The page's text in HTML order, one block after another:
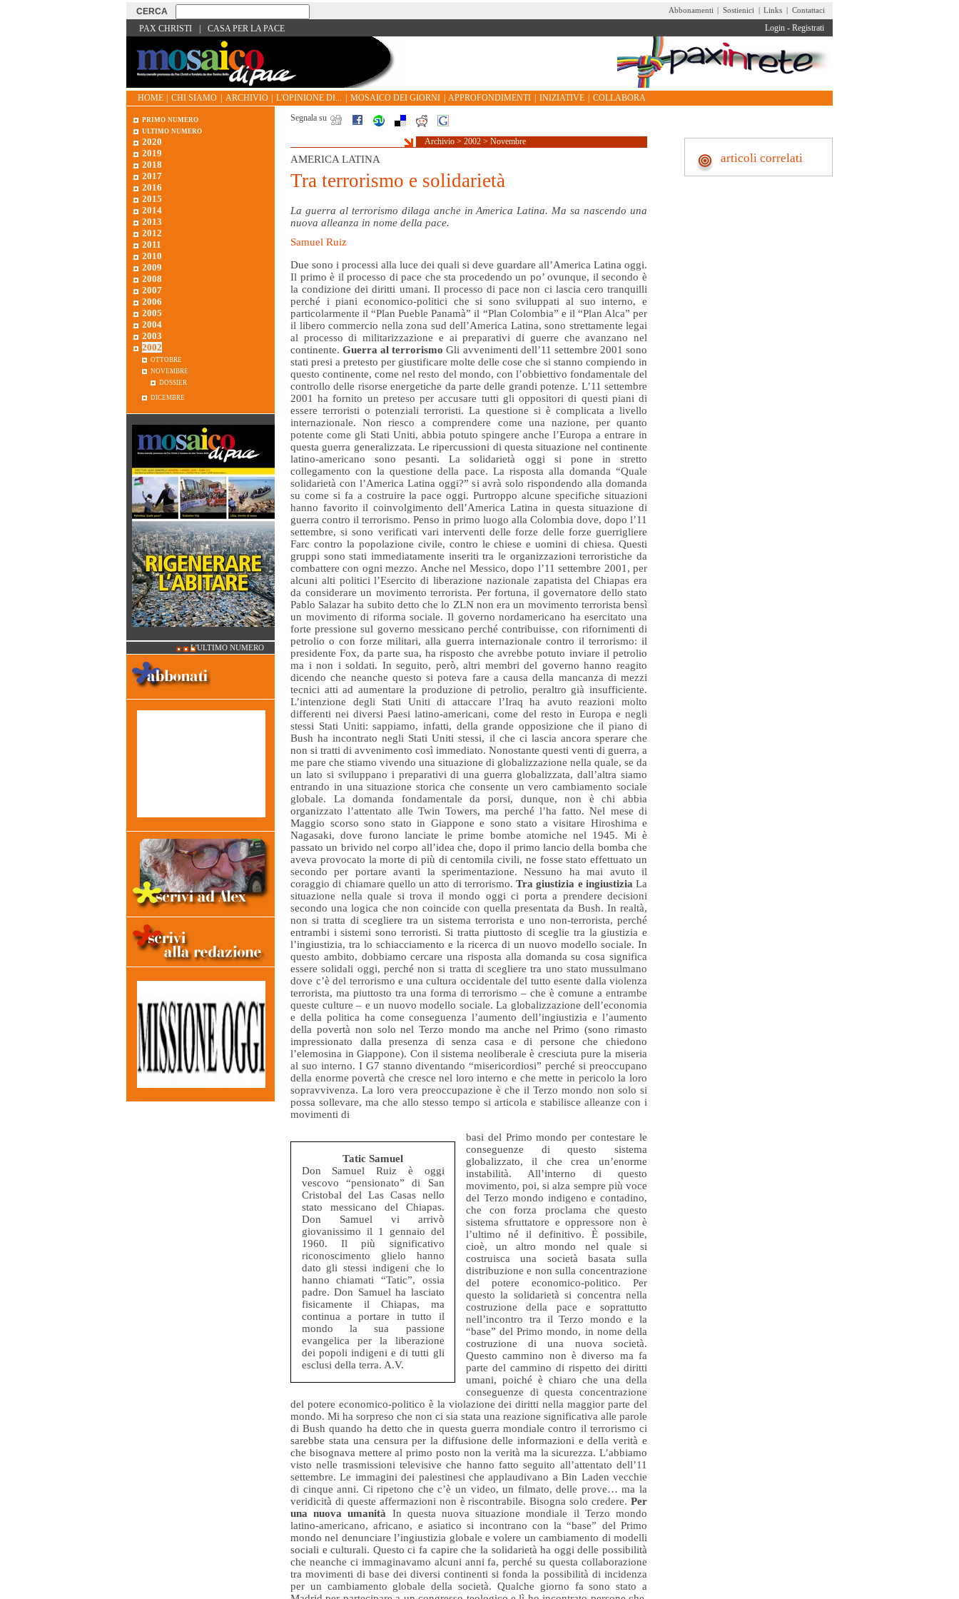
Abbonamenti | Sostienici | Links | Contattaci
PAX CHRISTI CASA PER LA PACE Login - Registrati
HOME CHI SIAMO ARCHIVIO L'OPINIONE DI... MOSAICO DEI GIORNI APPROFONDIMENTI INIZIATIVE
COLLABORA
Segnala su
Archivio > 2002 > Novembre
AMERICA LATINA
Tra terrorismo e solidarietà
La guerra al terrorismo dilaga anche in America Latina. Ma sa nascendo una
nuova alleanza in nome della pace.
Samuel Ruiz
Due sono i processi alla luce dei quali si deve guardare all’America Latina oggi.
Il primo è il processo di pace che sta procedendo un po’ ovunque, il secondo è
la condizione dei diritti umani. Il processo di pace non ci lascia cero tranquilli
perché i piani economico-politici che si sono sviluppati al suo interno, e
particolarmente il “Plan Pueble Panamà” il “Plan Colombia” e il “Plan Alca” per
il libero commercio nella zona sud dell’America Latina, sono strettamente legai
al processo di militarizzazione e ai preparativi di guerre che avanzano nel
continente.Guerra al terrorismo Gli avvenimenti dell’11 settembre 2001 sono
stati presi a pretesto per giustificare molte delle cose che si stanno compiendo in
questo continente, come nel resto del mondo, con l’obbiettivo fondamentale del
controllo delle risorse energetiche da parte delle grandi potenze. L’11 settembre
2001 ha fornito un preteso per accusare tutti gli oppositori di questi piani di
essere terroristi o potenziali terroristi. La questione si è complicata a livello
internazionale. Non riesco a comprendere come una nazione, per quanto
potente come gli Stati Uniti, abbia potuto spingere anche l’Europa a entrare in
questa guerra generalizzata. Le ripercussioni di questa situazione nel continente
latino-americano sono pesanti. La solidarietà oggi si pone in stretto
collegamento con la questione della pace. La risposta alla domanda “Quale
solidarietà con l’America Latina oggi?” si avrà solo rispondendo alla domanda
su come si fa a costruire la pace oggi. Purtroppo alcune specifiche situazioni
hanno favorito il coinvolgimento dell’America Latina in questa situazione di
guerra contro il terrorismo. Penso in primo luogo alla Colombia dove, dopo l’11
settembre, si sono verificati vari interventi delle forze delle forze guerrigliere
Farc contro la popolazione civile, contro le chiese e uomini di chiesa. Questi
gruppi sono stati immediatamente inseriti tra le organizzazioni terroristiche da
combattere con ogni mezzo. Anche nel Messico, dopo l’11 settembre 2001, per
alcuni alti politici l’Esercito di liberazione nazionale zapatista del Chiapas era
da considerare un movimento terrorista. Per fortuna, il governatore dello stato
Pablo Salazar ha subito detto che lo ZLN non era un movimento terrorista bensì
un movimento di riforma sociale. Il governo nordamericano ha esercitato una
forte pressione sul governo messicano perché contribuisse, con rifornimenti di
petrolio o con forze militari, alla guerra internazionale contro il terrorismo: il
presidente Fox, da parte sua, ha risposto che avrebbe potuto inviare il petrolio
ma i non i soldati. In seguito, però, altri membri del governo hanno reagito
dicendo che neanche questo si poteva fare a causa della mancanza di mezzi
tecnici atti ad aumentare la produzione di petrolio, peraltro già insufficiente.
L’intenzione degli Stati Uniti di attaccare l’Iraq ha avuto reazioni molto
differenti nei diversi Paesi latino-americani, come del resto in Europa e negli
stessi Stati Uniti: sappiamo, infatti, della grande opposizione che il piano di
Bush ha incontrato negli Stati Uniti stessi, il che ci lascia ancora sperare che
non si tratti di avvenimento così immediato. Nonostante questi venti di guerra, a
me pare che stiamo vivendo una situazione di globalizzazione nella quale, se da
un lato si sviluppano i preparativi di una guerra globalizzata, dall’altra siamo
entrando in una situazione storica che consente un vero cambiamento sociale
globale. La domanda fondamentale da porsi, dunque, non è chi abbia
organizzato l’attentato alle Twin Towers, ma perché l’ha fatto. Nel mese di
Maggio scorso sono stato in Giappone e sono stato a visitare Hiroshima e
Nagasaki, dove furono lanciate le prime bombe atomiche nel 1945. Mi è
passato un brivido nel corpo all’idea che, dopo il primo lancio della bomba che
aveva provocato la morte di più di centomila civili, ne fosse stato effettuato un
secondo per portare avanti la sperimentazione. Nessuno ha mai avuto il
coraggio di chiamare quello un atto di terrorismo. Tra giustizia e ingiustizia La
situazione nella quale si trova il mondo oggi ci porta a prendere decisioni
secondo una logica che non coincide con quella presentata da Bush. In realtà,
non si tratta di scegliere tra un sistema terrorista e uno non-terrorista, perché
entrambi i sistemi sono terroristi. Si tratta piuttosto di sceglie tra la giustizia e
l’ingiustizia, tra lo schiacciamento e la ricerca di un nuovo modello sociale. In
questo ambito, dobbiamo cercare una risposta alla domanda su cosa significa
essere solidali oggi, perché non si tratta di scegliere tra uno stato mussulmano
dove c’è del terrorismo e una cultura occidentale del tutto esente dalla violenza
terrorista, ma piuttosto tra una forma di terrorismo – che è comune a entrambe
queste culture – e un nuovo modello sociale. La globalizzazione dell’economia
e della politica ha come conseguenza l’aumento dell’ingiustizia e l’aumento
della povertà non solo nel Terzo mondo ma anche nel Primo (sono rimasto
impressionato dalla presenza di senza casa e di persone che chiedono
l’elemosina in Giappone). Con il sistema neoliberale è cresciuta pure la miseria
al suo interno. I G7 stanno diventando “misericordiosi” perché si preoccupano
della enorme povertà che cresce nel loro interno e che mette in pericolo la loro
sopravvivenza. La loro vera preoccupazione è che il Terzo mondo non solo si
possa sollevare, ma che allo stesso tempo si articola e stabilisce alleanze con i
movimenti di
Tatic Samuel
Don Samuel Ruiz è oggi
vescovo “pensionato” di San
Cristobal del Las Casas nello
stato messicano del Chiapas.
Don Samuel vi arrivò
giovanissimo il 1 gennaio del
1960. Il più significativo
riconoscimento glielo hanno
dato gli stessi indigeni che lo
hanno chiamati “Tatic”, ossia
padre. Don Samuel ha lasciato
fisicamente il Chiapas, ma
continua a portare in tutto il
mondo la sua passione
evangelica per la liberazione
dei popoli indigeni e di tutti gli
esclusi della terra. A.V.
basi del Primo mondo per contestare le
conseguenze di questo sistema
globalizzato, il che crea un’enorme
instabilità. All’interno di questo
movimento, poi, si alza sempre più voce
del Terzo mondo indigeno e contadino,
che con forza proclama che questo
sistema sfruttatore e oppressore non è
l’ultimo né il definitivo. È possibile,
cioè, un altro mondo nel quale si
costruisca una società basata sulla
distribuzione e non sulla concentrazione
del potere economico-politico. Per
questo la solidarietà si concentra nella
costruzione della pace e soprattutto
nell’incontro tra il Terzo mondo e la
“base” del Primo mondo, in nome della
costruzione di una nuova società.
Questo cammino non è diverso ma fa
parte del cammino di rispetto dei diritti
umani, poiché è chiaro che una della
conseguenze di questa concentrazione
del potere economico-politico è la violazione dei diritti nella maggior parte del
mondo. Mi ha sorpreso che non ci sia stata una reazione significativa alle parole
di Bush quando ha detto che in questa guerra mondiale contro il terrorismo ci
sarebbe stata una censura per la diffusione delle informazioni e della verità e
che bisognava mettere al primo posto non la verità ma la sicurezza. L’abbiamo
visto nelle trasmissioni televisive che hanno fatto seguito all’attentato dell’11
settembre. Le immagini dei palestinesi che applaudivano a Bin Laden vecchie
di cinque anni. Ci ripetono che c’è un video, un filmato, delle prove… ma la
veridicità di queste affermazioni non è riscontrabile. Bisogna solo credere. Per
una nuova umanità In questa nuova situazione mondiale il Terzo mondo
latino-americano, africano, e asiatico si incontrano con la “base” del Primo
mondo nel denunciare l’ingiustizia globale e volere un cambiamento di modelli
sociali e culturali. Questo ci fa capire che la solidarietà ha oggi delle possibilità
che neanche ci immaginavamo alcuni anni fa, perché su questa collaborazione
tra movimenti di base dei diversi continenti si fonda la possibilità di incidenza
per un cambiamento globale della società. Qualche giorno fa sono stato a
primo numero
ultimo numero
2020
2019
2018
2017
2016
2015
2014
2013
2012
2011
2010
2009
2008
2007
2006
2005
2004
2003
2002
ottobre
novembre
dossier
dicembre
L'ULTIMO NUMERO
articoli correlati